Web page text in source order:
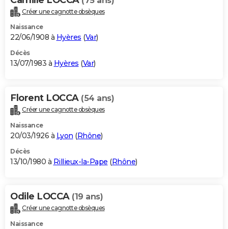
Créer une cagnotte obsèques
Naissance
22/06/1908 à Hyères (Var)
Décès
13/07/1983 à Hyères (Var)
Florent LOCCA (54 ans)
Créer une cagnotte obsèques
Naissance
20/03/1926 à Lyon (Rhône)
Décès
13/10/1980 à Rillieux-la-Pape (Rhône)
Odile LOCCA (19 ans)
Créer une cagnotte obsèques
Naissance